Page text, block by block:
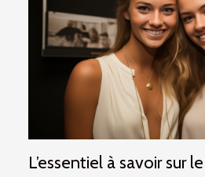
L’essentiel à savoir sur